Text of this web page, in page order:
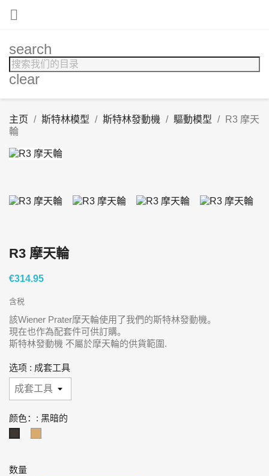

search
clear
主页 斯特林模型 斯特林發動機 驅動模型
R3 摩天
輪
R3 摩天輪
€314.95
含税
該Wiener Prater摩天輪使用了我們的斯特林發動機。
現在也作為配套件可供訂購。
斯特林發動機 不屬於摩天輪的供貨範圍.
选项 : 成套工具
颜色：: 黑暗的
数量